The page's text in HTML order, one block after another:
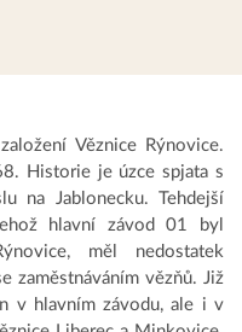
Věznice Rýnovice.
Historie je úzce spjata s
na Jablonecku. Tehdejší
hlavní závod 01 byl
měl nedostatek
zaměstnáváním vězňů. Již
v hlavním závodu, ale i v